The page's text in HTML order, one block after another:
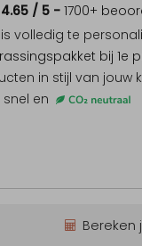
4.65 / 5 - 1700+
volledig te
bij 1e
in stijl van jouw
snel en
Bereken